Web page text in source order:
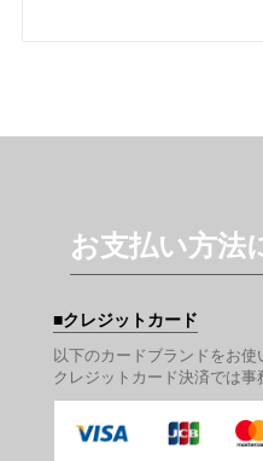
お支払い方法
クレジットカード
以下のカードブランドをお使
クレジットカード決済では事